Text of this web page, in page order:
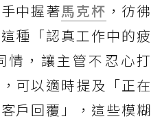
中握著馬克杯 ，彷彿
種「認真工作中的疲
情，讓主管不忍心打
可以適時提及「正在
戶回覆」，這些模糊